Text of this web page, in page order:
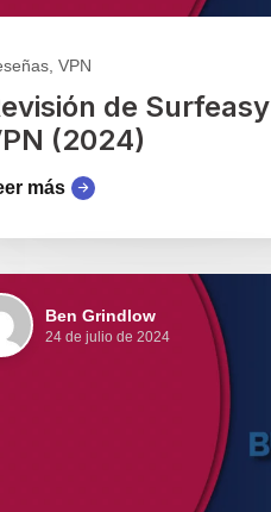
VPN
de Surfeasy
(2024)
más
Ben Grindlow
24 de julio de 2024